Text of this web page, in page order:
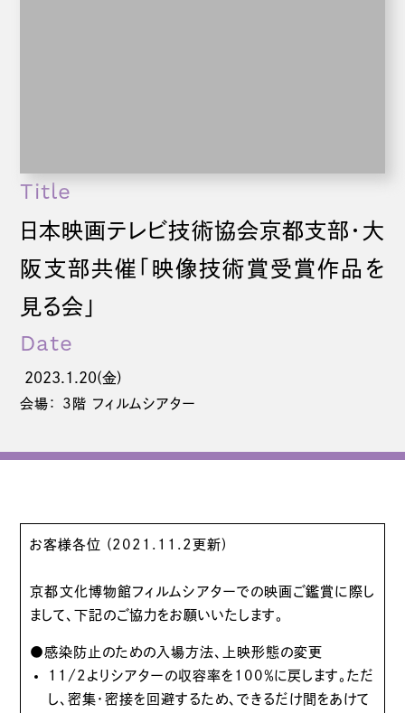
Title
日本映画テレビ技術協会京都支部・大
阪支部共催「映像技術賞受賞作品を
見る会」
Date
2023.1.20(金)
会場： 3階 フィルムシアター
お客様各位 (2021.11.2更新)
京都文化博物館フィルムシアターでの映画ご鑑賞に際し
まして、下記のご協力をお願いいたします。
●感染防止のための入場方法、上映形態の変更
11/2より シアターの収容率を100％に戻します。ただ
し、密集・密接を回避するため、できるだけ間をあけて